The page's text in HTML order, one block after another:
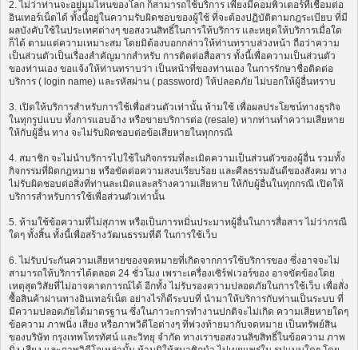
2. ไม่ว่าท่านจะอยู่มุมไหนของโลก ก็สามารถใช้บริการ เพียงมีคอมพิวเตอร์ที่เชื่อมต่อ
อินเทอร์เน็ตได้ ทั้งนี้อยู่ในความรับผิดชอบของผู้ใช้ ที่จะต้องปฏิบัติตามกฎระเบียบ ที่มี
ผลบังคับใช้ในประเทศต่างๆ ขอสงวนสิทธิ์ในการให้บริการ และหยุดให้บริการเมื่อใด
ก็ได้ ตามแต่ความเหมาะสม โดยมิต้องบอกกล่าวให้ท่านทราบล่วงหน้า ถือว่าความ
เป็นส่วนตัวเป็นเรื่องสำคัญมากสำหรับ การติดต่อสื่อสาร ทั้งนี้เพื่อความเป็นส่วนตัว
ของท่านเอง ขอแจ้งให้ท่านทราบว่า เป็นหน้าที่ของท่านเอง ในการรักษาชื่อติดต่อ
บริการ ( login name) และรหัสผ่าน ( password) ให้ปลอดภัย ไม่บอกให้ผู้อื่นทราบ
3. เปิดให้บริการสำหรับการใช้เพื่อส่วนตัวเท่านั้น ห้ามใช้ เพื่อผลประโยชน์ทางธุรกิจ
ในทุกรูปแบบ ทั้งการแอบอ้าง หรือขายบริการต่อ (resale) หากท่านทำความเสียหาย
ให้กับผู้อื่น ทาง จะไม่รับผิดชอบต่อข้อเสียหายในทุกกรณี
4. สมาชิก จะไม่นำบริการไปใช้ในกิจกรรมที่ละเมิดความเป็นส่วนตัวของผู้อื่น รวมทั้ง
กิจกรรมที่ผิดกฎหมาย หรือขัดต่อความสงบเรียบร้อย และศีลธรรมอันดีของสังคม ทาง
ไม่รับผิดชอบต่อสิ่งที่ท่านละเมิดและสร้างความเสียหาย ให้กับผู้อื่นในทุกกรณี เปิดให้
บริการสำหรับการใช้เพื่อส่วนตัวเท่านั้น
5. ห้ามใช้ข้อความที่ไม่สุภาพ หรือเป็นการหมิ่นประมาทผู้อื่นในการสื่อสาร ไม่ว่ากรณี
ใดๆ ทั้งสิ้น ทั้งนี้เพื่อสร้างวัฒนธรรมที่ดี ในการใช้เว็บ
6. ไม่รับประกันความเสียหายของจดหมายที่เกิดจากการใช้บริการของ ซึ่งอาจจะไม่
สามารถให้บริการได้ตลอด 24 ชั่วโมง เพราะเครื่องเซิร์ฟเวอร์ของ อาจขัดข้องโดย
เหตุสุดวิสัยที่ไม่อาจคาดการณ์ได้ อีกทั้ง ไม่รับรองความปลอดภัยในการใช้เว็บ เพื่อสั่ง
ซื้อสินค้าผ่านทางอินเทอร์เน็ต อย่างไรก็ดีระบบที่ นำมาให้บริการกับท่านเป็นระบบ ที่
มีความปลอดภัยได้มาตรฐาน ซึ่งในภาวะการทำงานปกติจะไม่เกิด ความเสียหายใดๆ
ข้อความ ภาพนิ่ง เสียง หรือภาพวิดีโอต่างๆ ที่พ่วงท้ายมากับจดหมาย เป็นทรัพย์สิน
ของบริษัท กรุงเทพโทรทัศน์ และวิทยุ จำกัด ทางเราขอสงวนลิขสิทธิ์ในข้อความ ภาพ